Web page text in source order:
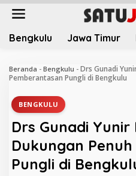
L
Bengkulu Jawa Timur
Beranda - Bengkulu - Drs Gunadi
Pemberantasan Pungli di Bengkulu
BENGKULU
Drs Gunadi Yunir
Dukungan
Pungli di